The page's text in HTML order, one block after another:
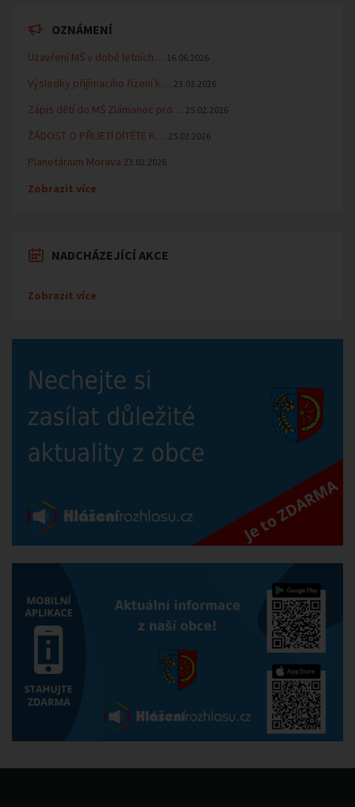
OZNÁMENÍ
Uzavření MŠ v době letních… 16.06.2026
Výsledky přijímacího řízení k… 23.03.2026
Zápis dětí do MŠ Zlámanec pro… 25.02.2026
ŽÁDOST O PŘIJETÍ DÍTĚTE K… 25.02.2026
Planetárium Morava 23.02.2026
Zobrazit více
NADCHÁZEJÍCÍ AKCE
Zobrazit více